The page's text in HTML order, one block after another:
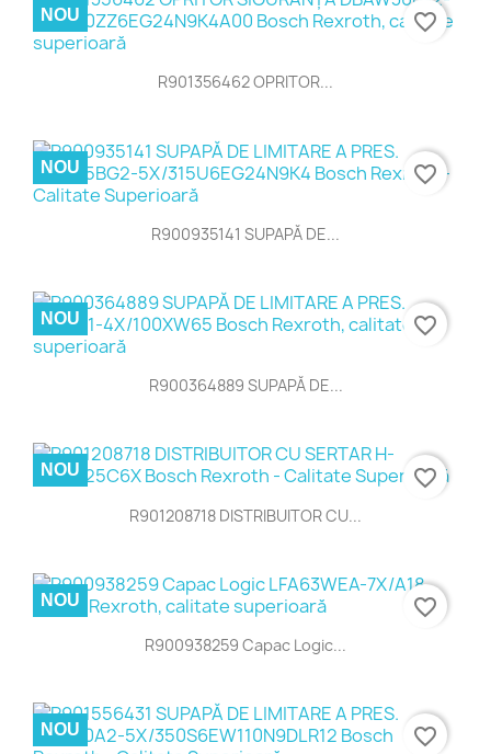
R901356462 OPRITOR...
NOU favorite_border
R900935141 SUPAPĂ DE...
NOU favorite_border
R900364889 SUPAPĂ DE...
NOU favorite_border
R901208718 DISTRIBUITOR CU...
NOU favorite_border
R900938259 Capac Logic...
NOU favorite_border
NOU favorite_border